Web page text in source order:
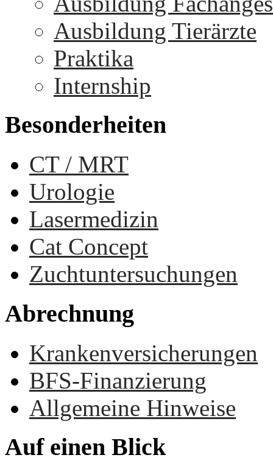
Ausbildung Tierärzte
Praktika
Internship
Besonderheiten
CT / MRT
Urologie
Lasermedizin
Cat Concept
Zuchtuntersuchungen
Abrechnung
Krankenversicherungen
BFS-Finanzierung
Allgemeine Hinweise
Auf einen Blick